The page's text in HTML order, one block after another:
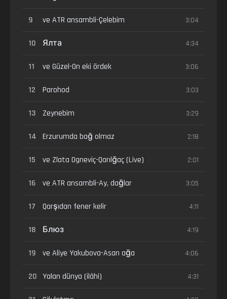
9 ve ATR ansambli-Çelebim 3:04
10 Ялта 4:34
11 ve Güzel-On eki ördek 3:06
12 Parohod 3:03
13 Zeynebim 3:29
14 Erzurumda bağ olmaz 2:18
15 ve Zlata Ogneviç-Qarılğaç (Live) 2:01
16 ve ATR ansambli-Ay, dağlar 3:05
17 Qarşıdan fener kelir 4:11
18 Блюз 4:19
19 ve Aliye Yakubova-Asan ağa 4:06
20 Yalan dünya (ilâhi) 4:31